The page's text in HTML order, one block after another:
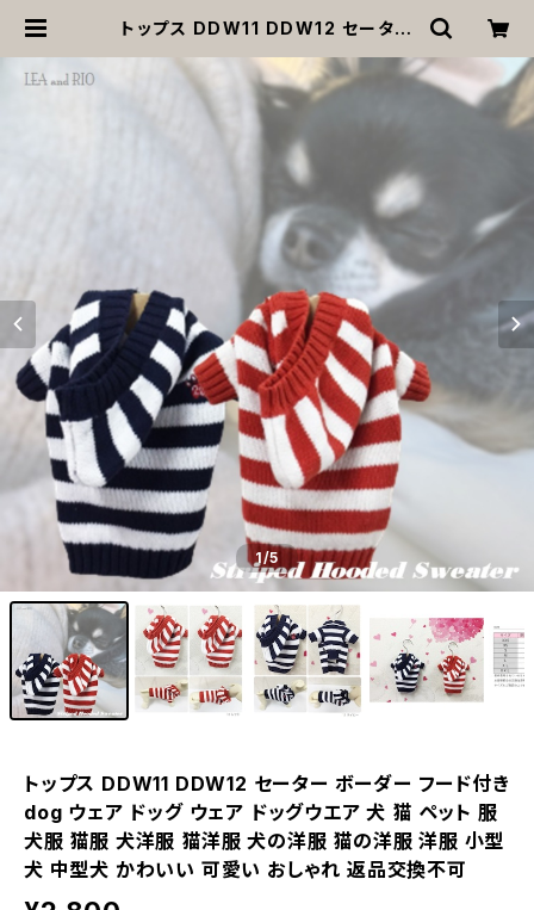
トップス DDW11 DDW12 セーター
グ ウェア ドッグウエア 犬 猫 ペット
服 犬服 猫服 犬洋服 猫洋服 犬の洋服
猫の洋服 洋服 小型犬 中型犬 かわい
い 可愛い おしゃれ 返品交換不可 |
MOANA
1/5
トップス DDW11 DDW12 セーター ボーダー フード付き
dog ウェア ドッグ ウェア ドッグウエア 犬 猫 ペット 服
犬服 猫服 犬洋服 猫洋服 犬の洋服 猫の洋服 洋服 小型
犬 中型犬 かわいい 可愛い おしゃれ 返品交換不可